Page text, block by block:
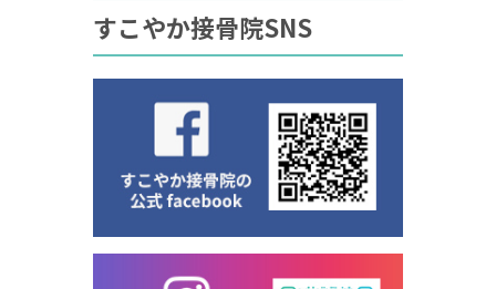
すこやか接骨院SNS